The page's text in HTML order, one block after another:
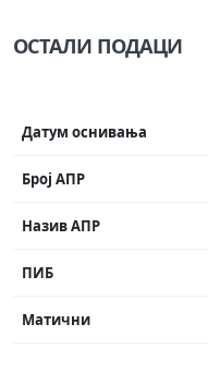
ОСТАЛИ ПОДАЦИ
Датум оснивања
Број АПР
Назив АПР
ПИБ
Матични